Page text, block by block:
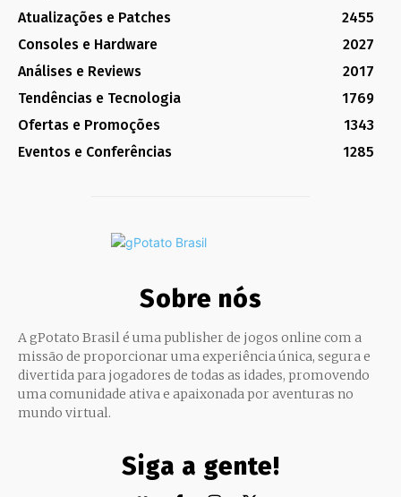
Atualizações e Patches
2455
Consoles e Hardware
2027
Análises e Reviews
2017
Tendências e Tecnologia
1769
Ofertas e Promoções
1343
Eventos e Conferências
1285
Sobre nós
A gPotato Brasil é uma publisher de jogos online com a
missão de proporcionar uma experiência única, segura e
divertida para jogadores de todas as idades, promovendo
uma comunidade ativa e apaixonada por aventuras no
mundo virtual.
Siga a gente!